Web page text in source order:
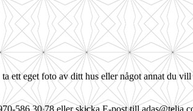
ett eget foto av ditt hus eller något annat du
586 30 78 eller skicka E-post till